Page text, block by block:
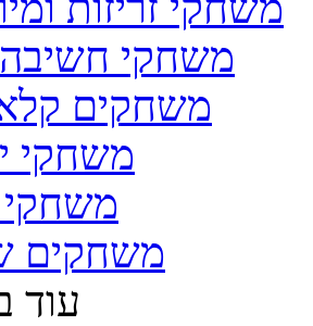
משחקי חשיבה
משחקים
משחקי
משחקי
משחקים
עוד